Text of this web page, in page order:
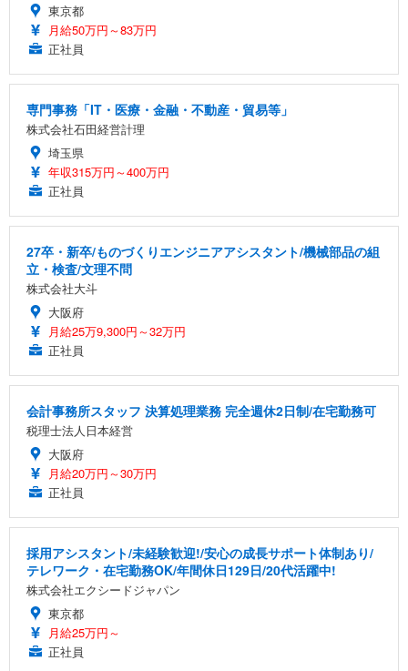
東京都
月給50万円～83万円
正社員
専門事務「IT・医療・金融・不動産・貿易等」
株式会社石田経営計理
埼玉県
年収315万円～400万円
正社員
27卒・新卒/ものづくりエンジニアアシスタント/機械部品の組
立・検査/文理不問
株式会社大斗
大阪府
月給25万9,300円～32万円
正社員
会計事務所スタッフ 決算処理業務 完全週休2日制/在宅勤務可
税理士法人日本経営
大阪府
月給20万円～30万円
正社員
採用アシスタント/未経験歓迎!/安心の成長サポート体制あり/
テレワーク・在宅勤務OK/年間休日129日/20代活躍中!
株式会社エクシードジャパン
東京都
月給25万円～
正社員